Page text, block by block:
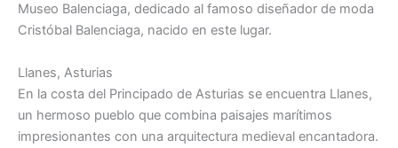
Museo Balenciaga, dedicado al famoso diseñador de moda
Cristóbal Balenciaga, nacido en este lugar.
Llanes, Asturias
En la costa del Principado de Asturias se encuentra Llanes,
un hermoso pueblo que combina paisajes marítimos
impresionantes con una arquitectura medieval encantadora.